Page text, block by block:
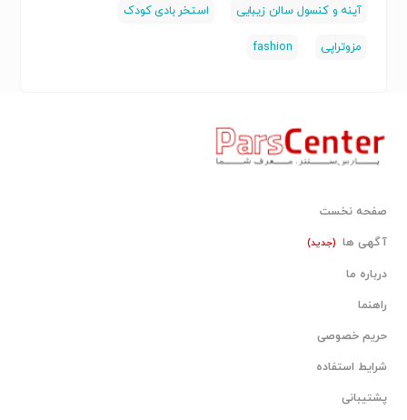
آینه و کنسول سالن زیبایی
استخر بادی کودک
مزوتراپی fashion
صفحه نخست
آگهی ها (جدید)
درباره ما
راهنما
حریم خصوصی
شرایط استفاده
پشتیبانی